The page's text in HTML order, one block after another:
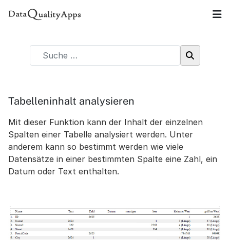
Tabelleninhalt analysieren
Mit dieser Funktion kann der Inhalt der einzelnen
Spalten einer Tabelle analysiert werden. Unter
anderem kann so bestimmt werden wie viele
Datensätze in einer bestimmten Spalte eine Zahl, ein
Datum oder Text enthalten.